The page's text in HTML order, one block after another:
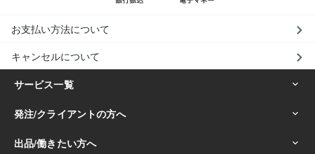
お支払い方法について
キャンセルについて